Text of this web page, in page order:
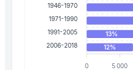
13%
12%
1946-1970
1971-1990
1991-2005
2006-2018
5 000
0